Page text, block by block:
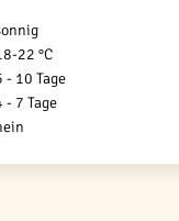
22 °C
- 10 Tage
- 7 Tage